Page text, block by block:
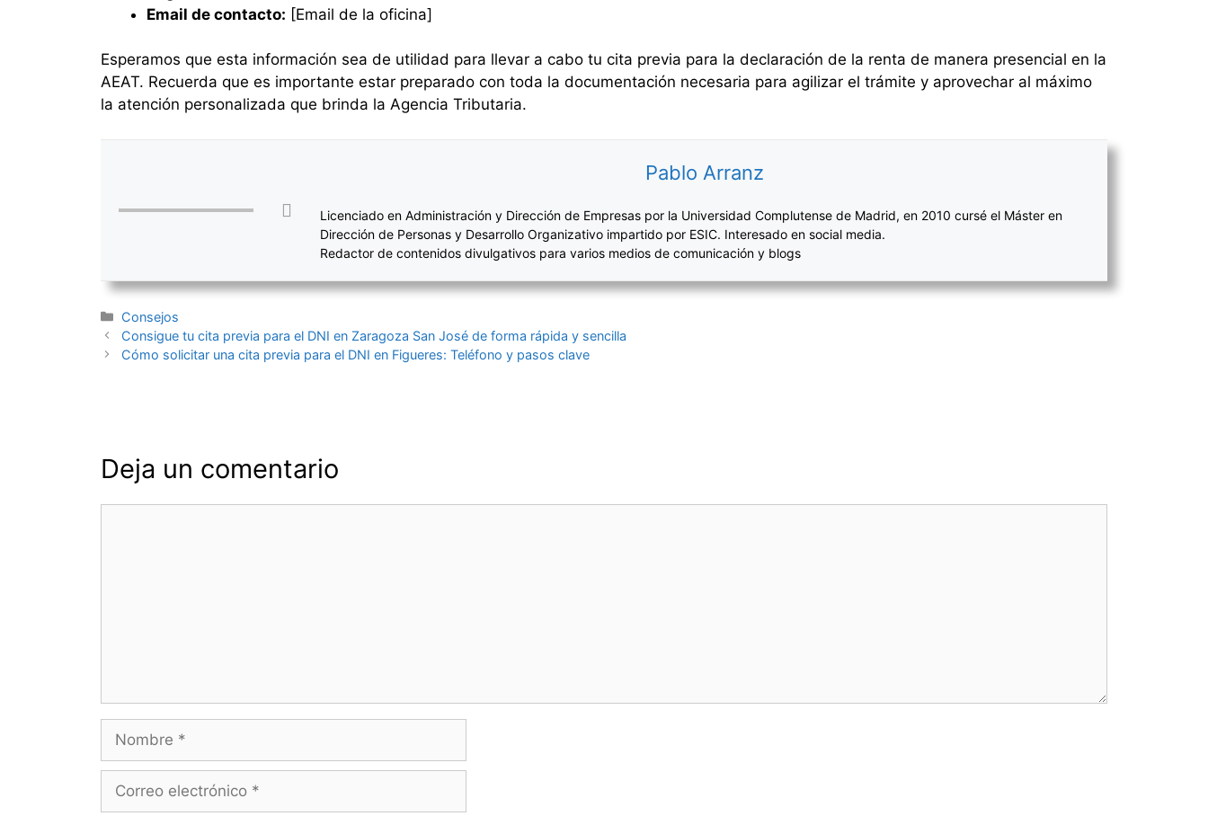
Email de contacto: [Email de la oficina]
Esperamos que esta información sea de utilidad para llevar a cabo tu cita previa para la declaración de la renta de manera presencial en la
AEAT. Recuerda que es importante estar preparado con toda la documentación necesaria para agilizar el trámite y aprovechar al máximo
la atención personalizada que brinda la Agencia Tributaria.
Pablo Arranz
Licenciado en Administración y Dirección de Empresas por la Universidad Complutense de Madrid, en 2010 cursé el Máster en
Dirección de Personas y Desarrollo Organizativo impartido por ESIC. Interesado en social media.
Redactor de contenidos divulgativos para varios medios de comunicación y blogs
Categorías
Consejos
Navegación
de
Consigue tu cita previa para el DNI en Zaragoza San José de forma rápida y sencilla
Cómo solicitar una cita previa para el DNI en Figueres: Teléfono y pasos clave
Deja un comentario
electrónico